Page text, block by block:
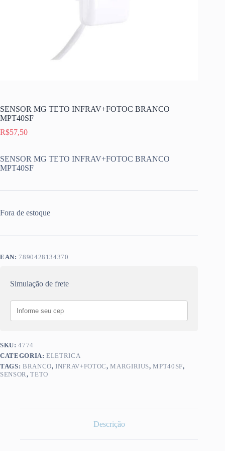
SENSOR MG TETO INFRAV+FOTOC BRANCO
MPT40SF
R$57,50
SENSOR MG TETO INFRAV+FOTOC BRANCO
MPT40SF
Fora de estoque
EAN: 7890428134370
Simulação de frete
SKU:4774
CATEGORIA:ELETRICA
TAGS: BRANCO,INFRAV+FOTOC,MARGIRIUS,MPT40SF,
SENSOR,TETO
Descrição